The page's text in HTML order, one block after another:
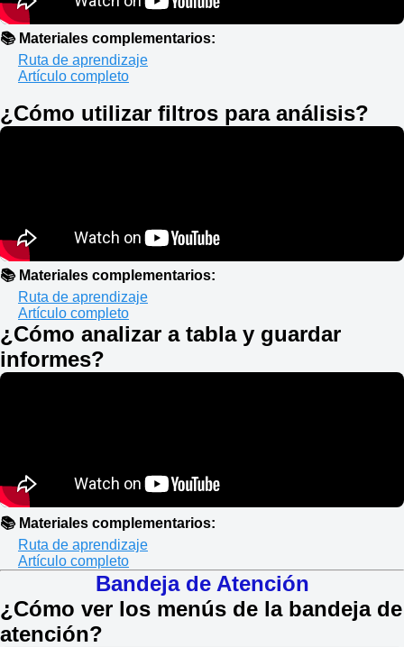
📚 Materiales complementarios:
Ruta de aprendizaje
Artículo completo
¿Cómo utilizar filtros para análisis?
📚 Materiales complementarios:
Ruta de aprendizaje
Artículo completo
¿Cómo analizar a tabla y guardar
informes?
📚 Materiales complementarios:
Ruta de aprendizaje
Artículo completo
Bandeja de Atención
¿Cómo ver los menús de la bandeja de
atención?